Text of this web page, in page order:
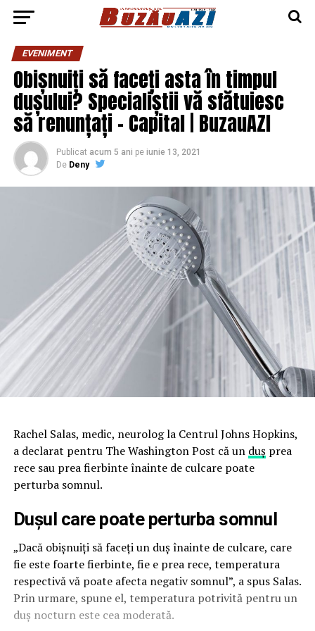
EVENIMENT
Obișnuiți să faceți asta în timpul
dușului? Specialiștii vă sfătuiesc
să renunțați – Capital | BuzauAZI
Publicat acum 5 ani pe iunie 13, 2021
De Deny
Rachel Salas, medic, neurolog la Centrul Johns Hopkins,
a declarat pentru The Washington Post că un dușprea
rece sau prea fierbinte înainte de culcare poate
perturba somnul.
Duşul care poate perturba somnul
„Dacă obișnuiți să faceți un duș înainte de culcare, care
fie este foarte fierbinte, fie e prea rece, temperatura
respectivă vă poate afecta negativ somnul”, a spus Salas.
Prin urmare, spune el, temperatura potrivită pentru un
duș nocturn este cea moderată.